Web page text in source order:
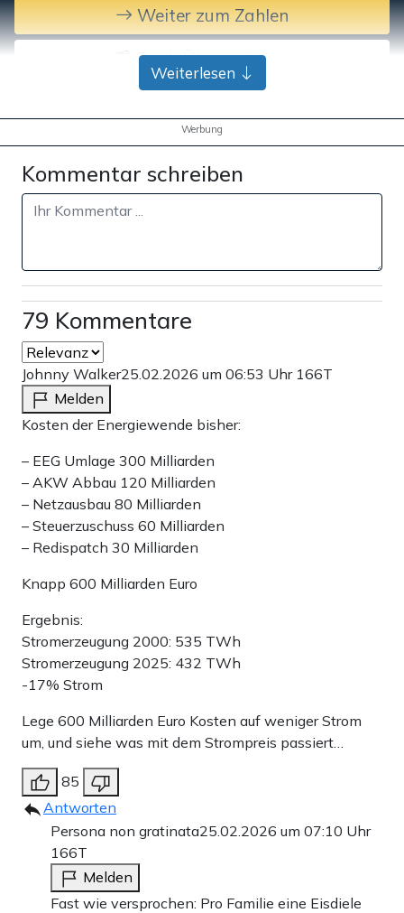
Weiter zum Zahlen
Bank-Überweisung
Weiterlesen
Werbung
Kommentar schreiben
79 Kommentare
Johnny Walker25.02.2026 um 06:53 Uhr 166T
Melden
Kosten der Energiewende bisher:
– EEG Umlage 300 Milliarden
– AKW Abbau 120 Milliarden
– Netzausbau 80 Milliarden
– Steuerzuschuss 60 Milliarden
– Redispatch 30 Milliarden
Knapp 600 Milliarden Euro
Ergebnis:
Stromerzeugung 2000: 535 TWh
Stromerzeugung 2025: 432 TWh
-17% Strom
Lege 600 Milliarden Euro Kosten auf weniger Strom
um, und siehe was mit dem Strompreis passiert…
85
Antworten
Persona non gratinata25.02.2026 um 07:10 Uhr
166T
Melden
Fast wie versprochen: Pro Familie eine Eisdiele